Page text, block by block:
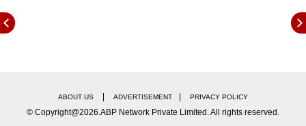
ABOUT US ADVERTISEMENT PRIVACY POLICY
© Copyright@2026.ABP Network Private Limited. All rights reserved.